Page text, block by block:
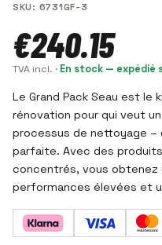
SKU: 6731GF-3
€240.15
TVA incl. · En stock — expédié
Le Grand Pack Seau est
rénovation pour qui veut
processus de nettoyage –
parfaite. Avec des
concentrés, vous obtenez
performances élevées et
véhicules.